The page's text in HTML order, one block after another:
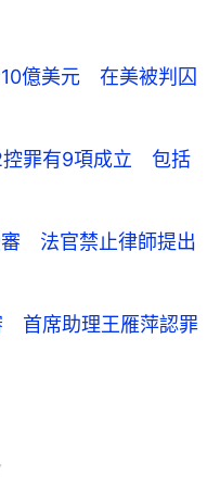
億美元 在美被判囚
罪有9項成立 包括
審 法官禁止律師提出
首席助理王雁萍認罪